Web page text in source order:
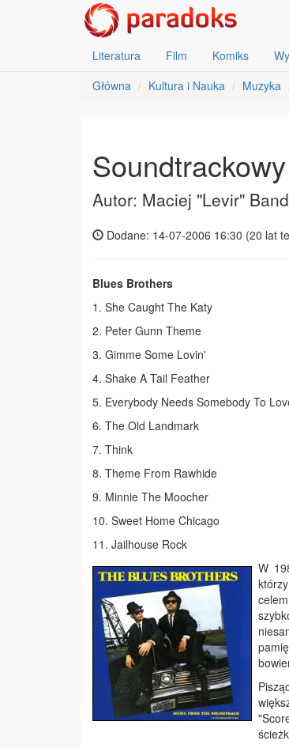
Literatura Film Komiks
Główna
Kultura i Nauka Muzyka
Autor: Maciej "Levir"
Dodane: 14-07-2006 16:30 (20 lat
Blues Brothers
1. She Caught The Katy
2. Peter Gunn Theme
3. Gimme Some Lovin'
4. Shake A Tail Feather
5. Everybody Needs Somebody To
6. The Old Landmark
7. Think
8. Theme From Rawhide
9. Minnie The Moocher
10. Sweet Home Chicago
11. Jailhouse Rock
W